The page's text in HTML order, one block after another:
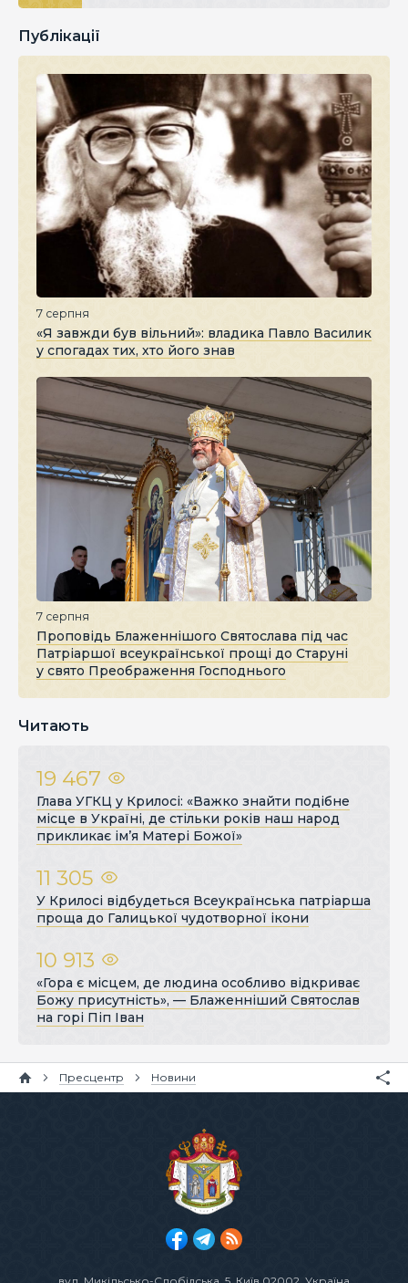
Публікації
7 серпня
«Я завжди був вільний»: владика Павло Василик
у спогадах тих, хто його знав
7 серпня
Проповідь Блаженнішого Святослава під час
Патріаршої всеукраїнської прощі до Старуні
у свято Преображення Господнього
Читають
19 467
Глава УГКЦ у Крилосі: «Важко знайти подібне
місце в Україні, де стільки років наш народ
прикликає ім’я Матері Божої»
11 305
У Крилосі відбудеться Всеукраїнська патріарша
проща до Галицької чудотворної ікони
10 913
«Гора є місцем, де людина особливо відкриває
Божу присутність», — Блаженніший Святослав
на горі Піп Іван
Пресцентр Новини